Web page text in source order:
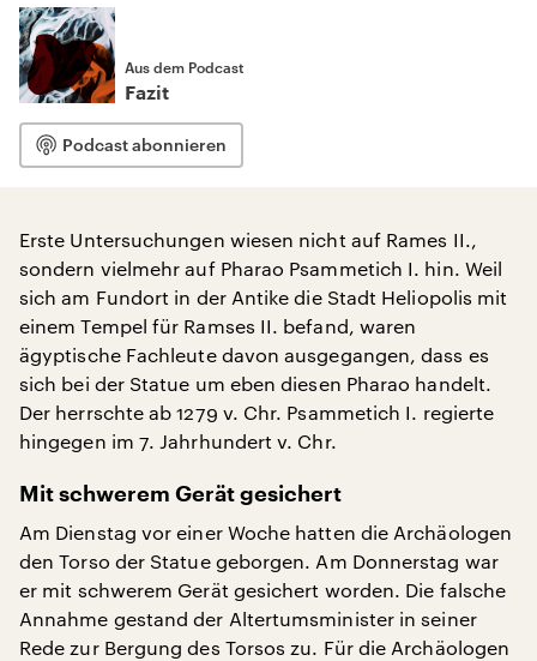
Aus dem Podcast
Fazit
Podcast abonnieren
Erste Untersuchungen wiesen nicht auf Rames II.,
sondern vielmehr auf Pharao Psammetich I. hin. Weil
sich am Fundort in der Antike die Stadt Heliopolis mit
einem Tempel für Ramses II. befand, waren
ägyptische Fachleute davon ausgegangen, dass es
sich bei der Statue um eben diesen Pharao handelt.
Der herrschte ab 1279 v. Chr. Psammetich I. regierte
hingegen im 7. Jahrhundert v. Chr.
Mit schwerem Gerät gesichert
Am Dienstag vor einer Woche hatten die Archäologen
den Torso der Statue geborgen. Am Donnerstag war
er mit schwerem Gerät gesichert worden. Die falsche
Annahme gestand der Altertumsminister in seiner
Rede zur Bergung des Torsos zu. Für die Archäologen